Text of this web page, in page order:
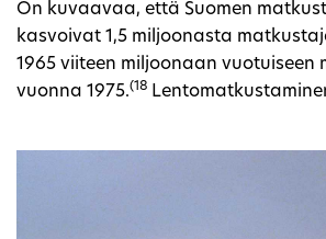
On kuvaavaa, että Suomen
kasvoivat 1,5 miljoonasta
1965 viiteen miljoonaan vuotuiseen
vuonna 1975.(18